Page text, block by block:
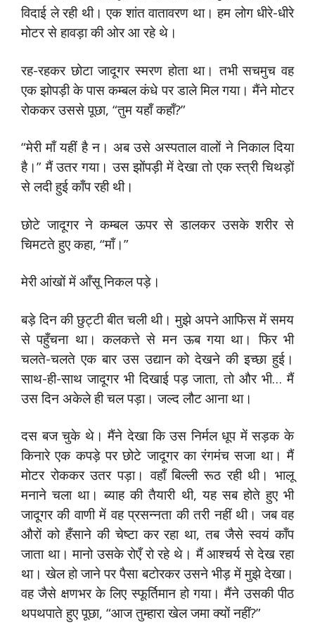
विदाई ले रही थी। एक शांत वातावरण था। हम लोग धीरे-धीरे
मोटर से हावड़ा की ओर आ रहे थे।
रह-रहकर छोटा जादूगर स्मरण होता था। तभी सचमुच वह
एक झोपड़ी के पास कम्बल कंधे पर डाले मिल गया। मैंने मोटर
रोककर उससे पूछा, “तुम यहाँ कहाँ?”
“मेरी माँ यहीं है न। अब उसे अस्पताल वालों ने निकाल दिया
है।” मैं उतर गया। उस झोंपड़ी में देखा तो एक स्त्री चिथड़ों
से लदी हुई काँप रही थी।
छोटे जादूगर ने कम्बल ऊपर से डालकर उसके शरीर से
चिमटते हुए कहा, “माँ।”
मेरी आंखों में आँसू निकल पड़े।
बड़े दिन की छुट्टी बीत चली थी। मुझे अपने आफिस में समय
से पहुँचना था। कलकत्ते से मन ऊब गया था। फिर भी
चलते-चलते एक बार उस उद्यान को देखने की इच्छा हुई।
साथ-ही-साथ जादूगर भी दिखाई पड़ जाता, तो और भी… मैं
उस दिन अकेले ही चल पड़ा। जल्द लौट आना था।
दस बज चुके थे। मैंने देखा कि उस निर्मल धूप में सड़क के
किनारे एक कपड़े पर छोटे जादूगर का रंगमंच सजा था। मैं
मोटर रोककर उतर पड़ा। वहाँ बिल्ली रूठ रही थी। भालू
मनाने चला था। ब्याह की तैयारी थी, यह सब होते हुए भी
जादूगर की वाणी में वह प्रसन्नता की तरी नहीं थी। जब वह
औरों को हँसाने की चेष्टा कर रहा था, तब जैसे स्वयं काँप
जाता था। मानो उसके रोएँ रो रहे थे। मैं आश्चर्य से देख रहा
था। खेल हो जाने पर पैसा बटोरकर उसने भीड़ में मुझे देखा।
वह जैसे क्षणभर के लिए स्फूर्तिमान हो गया। मैंने उसकी पीठ
थपथपाते हुए पूछा, “आज तुम्हारा खेल जमा क्यों नहीं?”